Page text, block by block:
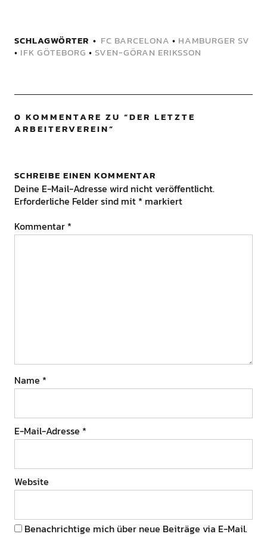
SCHLAGWÖRTER FC BARCELONA • HAMBURGER SV
• IFK GÖTEBORG • SVEN-GÖRAN ERIKSSON
0 KOMMENTARE ZU “DER LETZTE
ARBEITERVEREIN”
SCHREIBE EINEN KOMMENTAR
Deine E-Mail-Adresse wird nicht veröffentlicht.
Erforderliche Felder sind mit * markiert
Kommentar *
Name *
E-Mail-Adresse *
Website
Benachrichtige mich über neue Beiträge via E-Mail.